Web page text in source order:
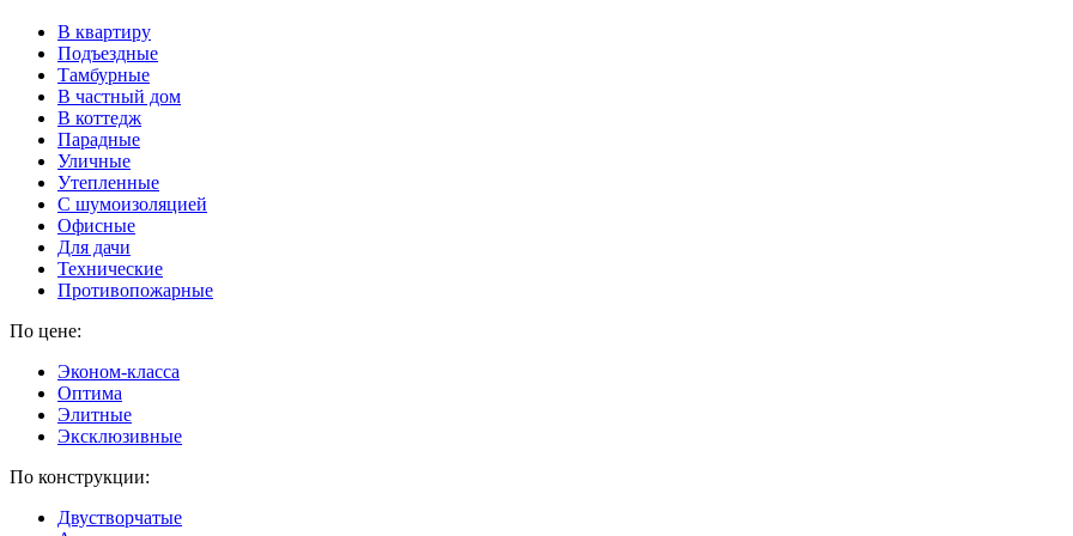
В квартиру
Подъездные
Тамбурные
В частный дом
В коттедж
Парадные
Уличные
Утепленные
C шумоизоляцией
Офисные
Для дачи
Технические
Противопожарные
По цене:
Эконом-класса
Оптима
Элитные
Эксклюзивные
По конструкции:
Двустворчатые